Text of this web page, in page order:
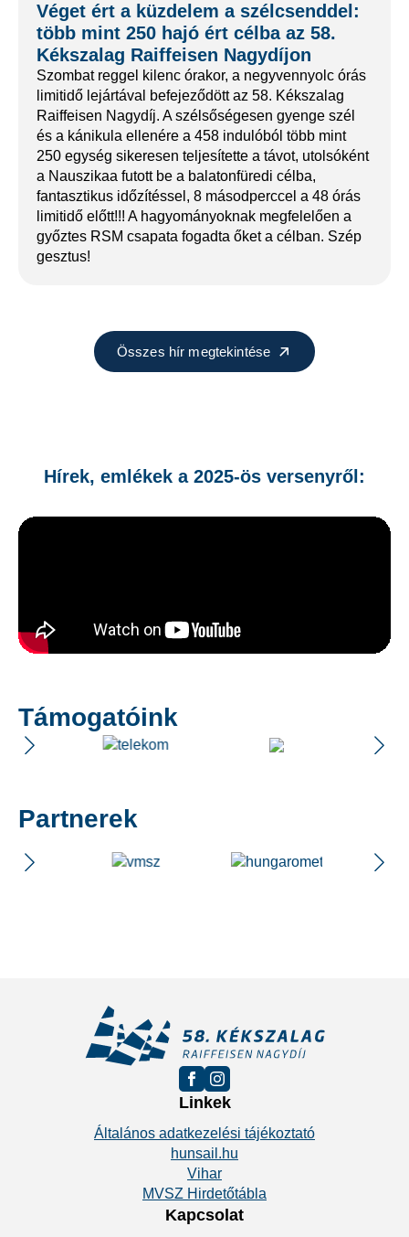
Véget ért a küzdelem a szélcsenddel:
több mint 250 hajó ért célba az 58.
Kékszalag Raiffeisen Nagydíjon
Szombat reggel kilenc órakor, a negyvennyolc órás
limitidő lejártával befejeződött az 58. Kékszalag
Raiffeisen Nagydíj. A szélsőségesen gyenge szél
és a kánikula ellenére a 458 indulóból több mint
250 egység sikeresen teljesítette a távot, utolsóként
a Nauszikaa futott be a balatonfüredi célba,
fantasztikus időzítéssel, 8 másodperccel a 48 órás
limitidő előtt!!! A hagyományoknak megfelelően a
győztes RSM csapata fogadta őket a célban. Szép
gesztus!
Összes hír megtekintése
Hírek, emlékek a 2025-ös versenyről:
Támogatóink
Partnerek
Linkek
Általános adatkezelési tájékoztató
hunsail.hu
Vihar
MVSZ Hirdetőtábla
Kapcsolat